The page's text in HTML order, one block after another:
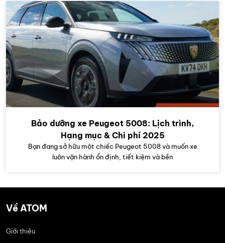
Bảo dưỡng xe Peugeot 5008: Lịch trình,
Hạng mục & Chi phí 2025
Bạn đang sở hữu một chiếc Peugeot 5008 và muốn xe
luôn vận hành ổn định, tiết kiệm và bền
Về ATOM
Giới thiệu